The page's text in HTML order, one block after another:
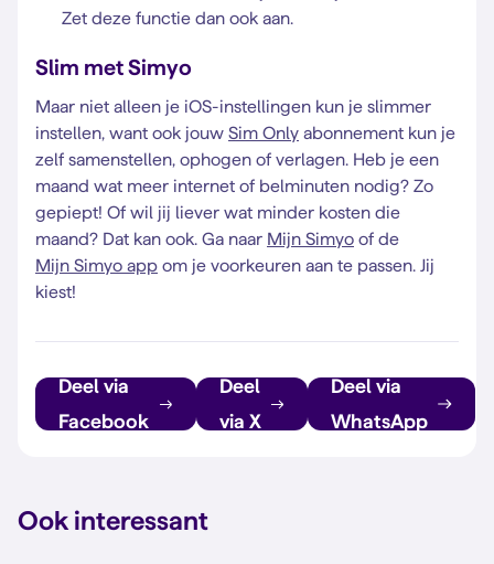
Zet deze functie dan ook aan.
Slim met Simyo
Maar niet alleen je iOS-instellingen kun je slimmer
instellen, want ook jouw Sim Only abonnement kun je
zelf samenstellen, ophogen of verlagen. Heb je een
maand wat meer internet of belminuten nodig? Zo
gepiept! Of wil jij liever wat minder kosten die
maand? Dat kan ook. Ga naar Mijn Simyo of de
Mijn Simyo app om je voorkeuren aan te passen. Jij
kiest!
Deel via
Facebook
Deel
via X
Deel via
WhatsApp
Ook interessant